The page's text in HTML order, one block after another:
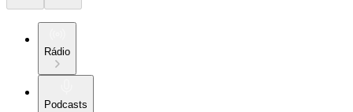
Rádio
Podcasts